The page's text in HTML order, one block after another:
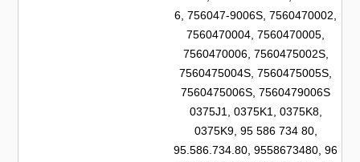
6, 756047-9006S, 7560470002,
7560470004, 7560470005,
7560470006, 7560475002S,
7560475004S, 7560475005S,
7560475006S, 7560479006S
0375J1, 0375K1, 0375K8,
0375K9, 95 586 734 80,
95.586.734.80, 9558673480, 96